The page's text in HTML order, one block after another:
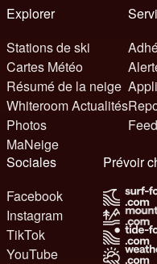
Explorer
Stations de ski
Cartes Météo
Résumé de la neige
Whiteroom Actualités
Photos
MaNeige
Sociales
Facebook
Instagram
TikTok
YouTube
Prévoir